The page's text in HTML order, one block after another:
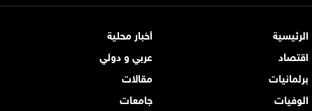
الرئيسية
أخبار محلية
اقتصاد
عربي و دولي
برلمانيات
مقالات
الوفيات
جامعات